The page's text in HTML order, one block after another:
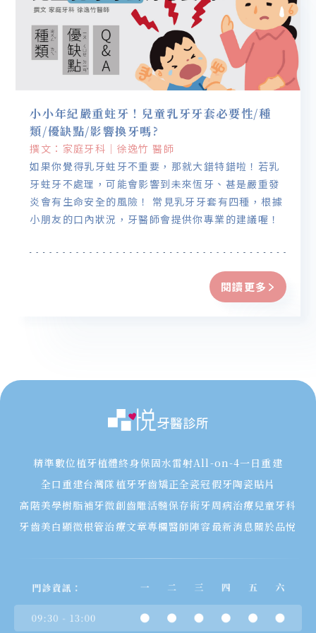
小小年紀嚴重蛀牙！兒童乳牙牙套必要性/種
類/優缺點/影響換牙嗎?
撰文：家庭牙科｜徐逸竹 醫師
如果你覺得乳牙蛀牙不重要，那就大錯特錯啦！若乳
牙蛀牙不處理，可能會影響到未來恆牙、甚是嚴重發
炎會有生命安全的風險！ 常見乳牙牙套有四種，根據
小朋友的口內狀況，牙醫師會提供你專業的建議喔！
閱讀更多
精準數位植牙植體終身保固水雷射All-on-4一日重建
全口重建台灣隊植牙牙齒矯正全瓷冠假牙陶瓷貼片
高階美學樹脂補牙微創齒雕活髓保存術牙周病治療兒童牙科
牙齒美白 顯微根管治療文章專欄醫師陣容最新消息關於品悅